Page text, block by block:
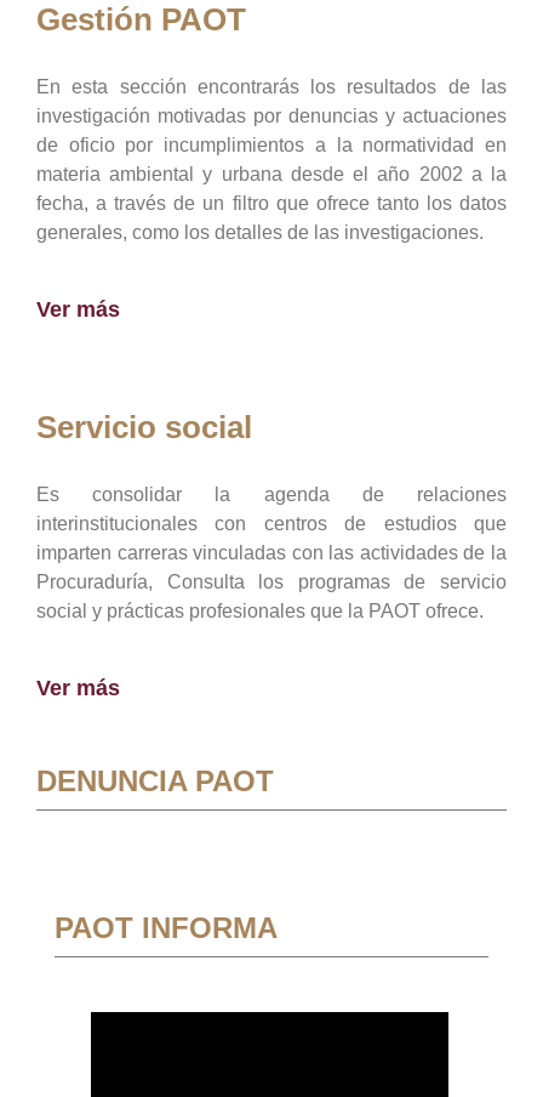
Gestión PAOT
En esta sección encontrarás los resultados de las
investigación motivadas por denuncias y actuaciones
de oficio por incumplimientos a la normatividad en
materia ambiental y urbana desde el año 2002 a la
fecha, a través de un filtro que ofrece tanto los datos
generales, como los detalles de las investigaciones.
Ver más
Servicio social
Es consolidar la agenda de relaciones
interinstitucionales con centros de estudios que
imparten carreras vinculadas con las actividades de la
Procuraduría, Consulta los programas de servicio
social y prácticas profesionales que la PAOT ofrece.
Ver más
DENUNCIA PAOT
PAOT INFORMA